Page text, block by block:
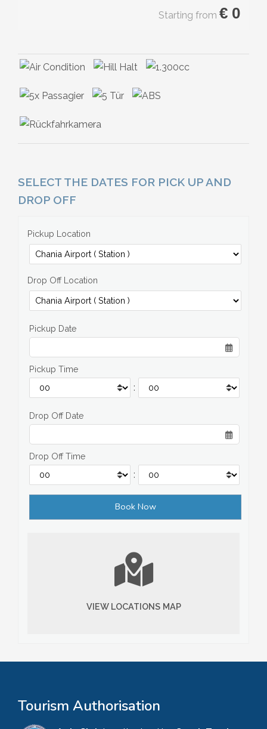
Starting from € 0
SELECT THE DATES FOR PICK UP AND
DROP OFF
Pickup Location
Drop Off Location
Pickup Date
Pickup Time
:
Drop Off Date
Drop Off Time
:
VIEW LOCATIONS MAP
Tourism Authorisation